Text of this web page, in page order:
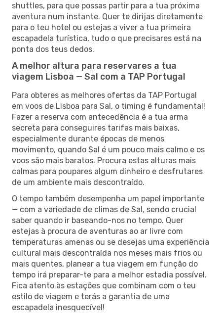
shuttles, para que possas partir para a tua próxima
aventura num instante. Quer te dirijas diretamente
para o teu hotel ou estejas a viver a tua primeira
escapadela turística, tudo o que precisares está na
ponta dos teus dedos.
A melhor altura para reservares a tua
viagem Lisboa — Sal com a TAP Portugal
Para obteres as melhores ofertas da TAP Portugal
em voos de Lisboa para Sal, o timing é fundamental!
Fazer a reserva com antecedência é a tua arma
secreta para conseguires tarifas mais baixas,
especialmente durante épocas de menos
movimento, quando Sal é um pouco mais calmo e os
voos são mais baratos. Procura estas alturas mais
calmas para poupares algum dinheiro e desfrutares
de um ambiente mais descontraído.
O tempo também desempenha um papel importante
— com a variedade de climas de Sal, sendo crucial
saber quando ir baseando-nos no tempo. Quer
estejas à procura de aventuras ao ar livre com
temperaturas amenas ou se desejas uma experiência
cultural mais descontraída nos meses mais frios ou
mais quentes, planear a tua viagem em função do
tempo irá preparar-te para a melhor estadia possível.
Fica atento às estações que combinam com o teu
estilo de viagem e terás a garantia de uma
escapadela inesquecível!